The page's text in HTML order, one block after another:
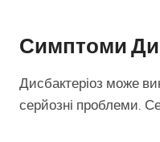
Симптоми
Дисбактеріоз може
серйозні проблеми.